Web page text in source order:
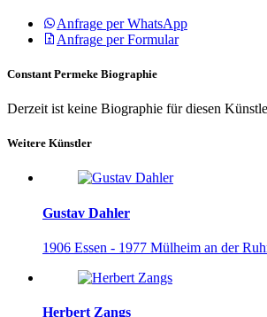
Anfrage per WhatsApp
Anfrage per Formular
Constant Permeke Biographie
Derzeit ist keine Biographie für diesen
Weitere Künstler
Gustav Dahler
1906 Essen - 1977 Mülheim an der
Herbert Zangs